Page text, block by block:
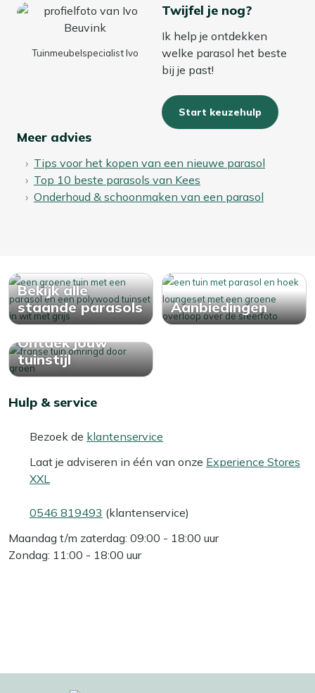
Tuinmeubelspecialist Ivo
Twijfel je nog?
Ik help je ontdekken
welke parasol het beste
bij je past!
Start keuzehulp
Meer advies
Tips voor het kopen van een nieuwe parasol
Top 10 beste parasols van Kees
Onderhoud & schoonmaken van een parasol
Bekijk alle
staande parasols
Aanbiedingen
Ontdek jouw
tuinstijl
Hulp & service
Bezoek de klantenservice
Laat je adviseren in één van onze Experience Stores
XXL
0546 819493 (klantenservice)
Maandag t/m zaterdag: 09:00 - 18:00 uur
Zondag: 11:00 - 18:00 uur